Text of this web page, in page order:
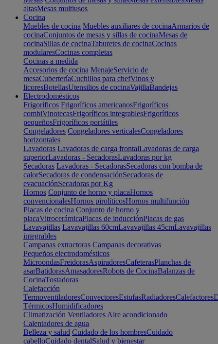
altasMesas multiusos
Cocina
Muebles de cocina Muebles auxiliares de cocinaArmarios de
cocinaConjuntos de mesas y sillas de cocinaMesas de
cocinaSillas de cocinaTaburetes de cocinaCocinas
modularesCocinas completas
Cocinas a medida
Accesorios de cocina MenajeServicio de
mesaCuberteríaCuchillos para chefVinos y
licoresBotellasUtensilios de cocinaVajillaBandejas
Electrodomésticos
Frigoríficos Frigoríficos americanosFrigoríficos
combiVinotecasFrigoríficos integrablesFrigoríficos
pequeñosFrigoríficos portátiles
Congeladores Congeladores verticalesCongeladores
horizontales
Lavadoras Lavadoras de carga frontalLavadoras de carga
superiorLavadoras - SecadorasLavadoras por kg
Secadoras Lavadoras - SecadorasSecadoras con bomba de
calorSecadoras de condensaciónSecadoras de
evacuaciónSecadoras por Kg
Hornos Conjunto de horno y placaHornos
convencionalesHornos pirolíticosHornos multifunción
Placas de cocina Conjunto de horno y
placaVitrocerámicaPlacas de inducciónPlacas de gas
Lavavajillas Lavavajillas 60cmLavavajillas 45cmLavavajillas
integrables
Campanas extractoras Campanas decorativas
Pequeños electrodomésticos
MicroondasFreidorasAspiradoresCafeterasPlanchas de
asarBatidorasAmasadoresRobots de CocinaBalanzas de
CocinaTostadoras
Calefacción
TermoventiladoresConvectoresEstufasRadiadoresCalefactores
TérmicosHumidificadores
Climatización Ventiladores Aire acondicionado
Calentadores de agua
Belleza y salud Cuidado de los hombresCuidado
cabelloCuidado dentalSalud y bienestar